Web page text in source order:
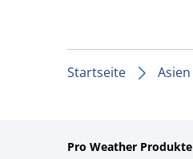
Startseite Asien
Pro Weather Produkte